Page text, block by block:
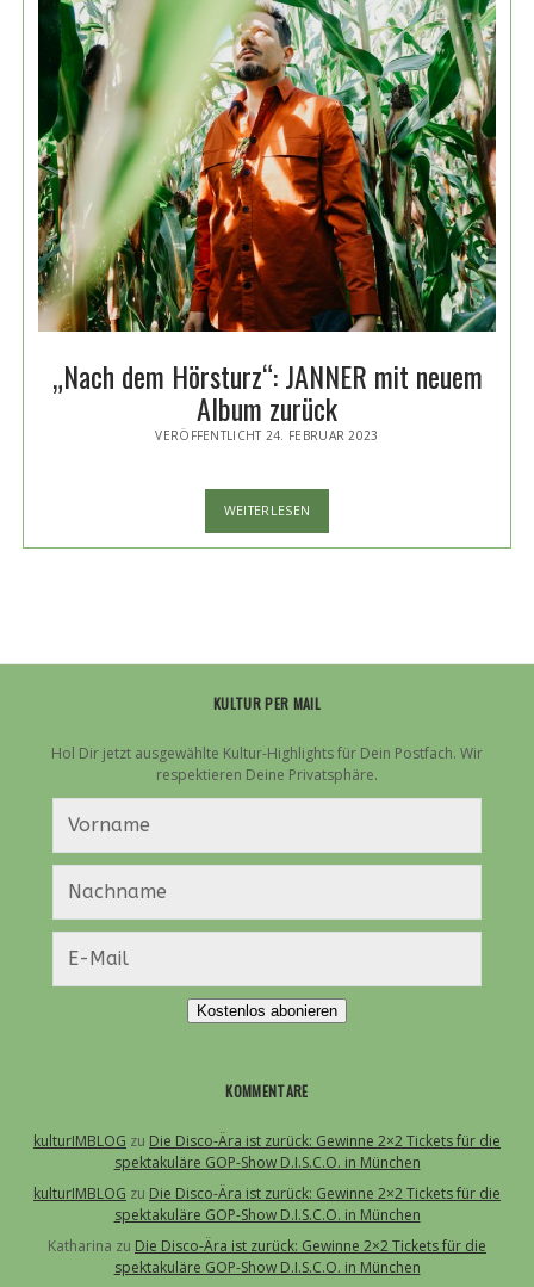
„Nach dem Hörsturz“: JANNER mit neuem
Album zurück
VERÖFFENTLICHT 24. FEBRUAR 2023
WEITERLESEN
DEM
ZURÜCK
KULTUR PER MAIL
Hol Dir jetzt ausgewählte Kultur-Highlights für Dein Postfach. Wir
respektieren Deine Privatsphäre.
Kostenlos abonieren
KOMMENTARE
kulturIMBLOG zu Die Disco-Ära ist zurück: Gewinne 2×2 Tickets für die
spektakuläre GOP-Show D.I.S.C.O. in München
kulturIMBLOG zu Die Disco-Ära ist zurück: Gewinne 2×2 Tickets für die
spektakuläre GOP-Show D.I.S.C.O. in München
Katharina zu Die Disco-Ära ist zurück: Gewinne 2×2 Tickets für die
spektakuläre GOP-Show D.I.S.C.O. in München